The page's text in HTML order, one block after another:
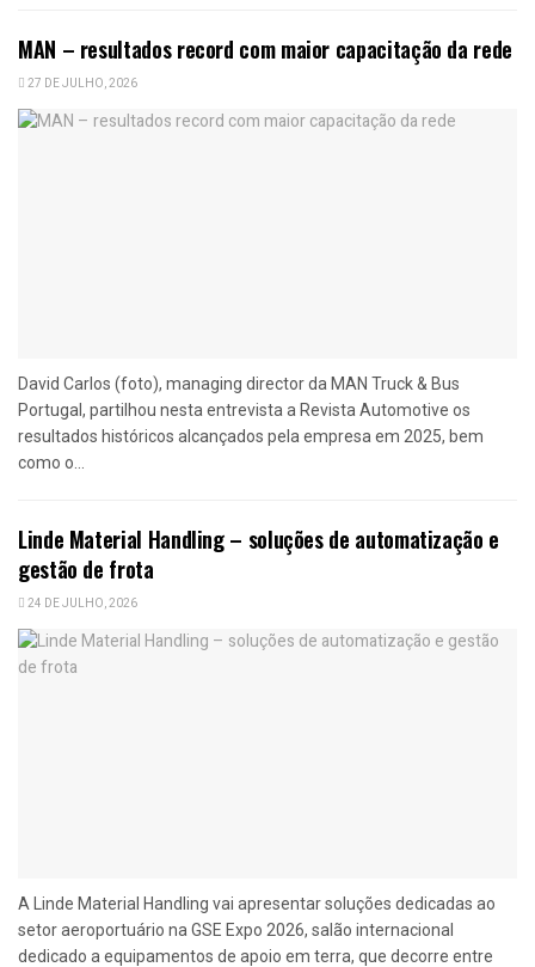
MAN – resultados record com maior capacitação da rede
27 DE JULHO, 2026
David Carlos (foto), managing director da MAN Truck & Bus
Portugal, partilhou nesta entrevista a Revista Automotive os
resultados históricos alcançados pela empresa em 2025, bem
como o...
Linde Material Handling – soluções de automatização e
gestão de frota
24 DE JULHO, 2026
A Linde Material Handling vai apresentar soluções dedicadas ao
setor aeroportuário na GSE Expo 2026, salão internacional
dedicado a equipamentos de apoio em terra, que decorre entre